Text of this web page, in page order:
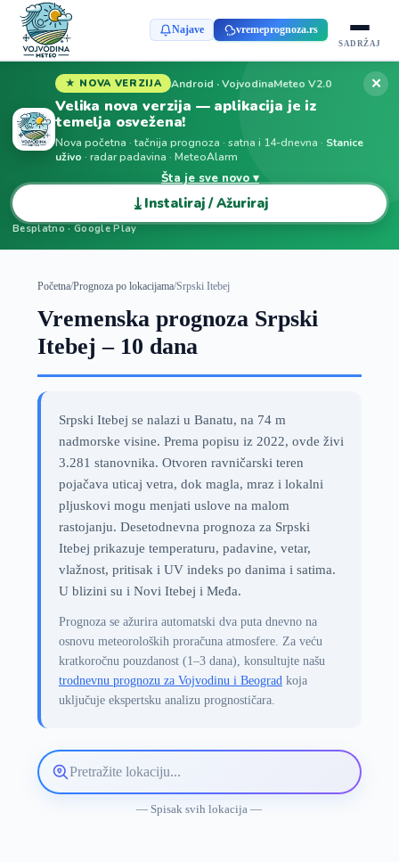
Najave vremeprognoza.rs
SADRŽAJ
★ NOVA VERZIJA Android · VojvodinaMeteo V2.0
Velika nova verzija — aplikacija je iz
temelja osvežena!
Nova početna · tačnija prognoza · satna i 14-dnevna · Stanice
uživo · radar padavina · MeteoAlarm
Šta je sve novo ▾
⤓ Instaliraj / Ažuriraj
Besplatno · Google Play
✕
Početna/Prognoza po lokacijama/Srpski Itebej
Vremenska prognoza Srpski
Itebej – 10 dana
Srpski Itebej se nalazi u Banatu, na 74 m
nadmorske visine. Prema popisu iz 2022, ovde živi
3.281 stanovnika. Otvoren ravničarski teren
pojačava uticaj vetra, dok magla, mraz i lokalni
pljuskovi mogu menjati uslove na malom
rastojanju. Desetodnevna prognoza za Srpski
Itebej prikazuje temperaturu, padavine, vetar,
vlažnost, pritisak i UV indeks po danima i satima.
U blizini su i Novi Itebej i Međa.
Prognoza se ažurira automatski dva puta dnevno na
osnovu meteoroloških proračuna atmosfere. Za veću
kratkoročnu pouzdanost (1–3 dana), konsultujte našu
trodnevnu prognozu za Vojvodinu i Beogradkoja
uključuje ekspertsku analizu prognostičara.
Pretražite
lokaciju
— Spisak svih lokacija —